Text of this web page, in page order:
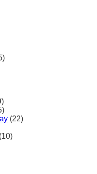
(22)
(10)